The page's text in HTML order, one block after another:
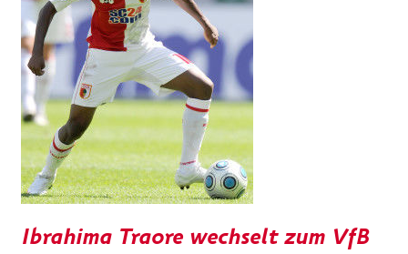
Ibrahima Traore wechselt zum VfB